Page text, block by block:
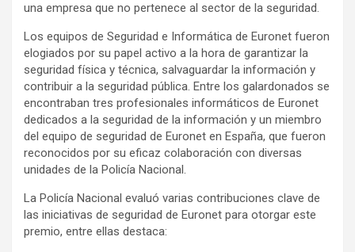
una empresa que no pertenece al sector de la seguridad.
Los equipos de Seguridad e Informática de Euronet fueron
elogiados por su papel activo a la hora de garantizar la
seguridad física y técnica, salvaguardar la información y
contribuir a la seguridad pública. Entre los galardonados se
encontraban tres profesionales informáticos de Euronet
dedicados a la seguridad de la información y un miembro
del equipo de seguridad de Euronet en España, que fueron
reconocidos por su eficaz colaboración con diversas
unidades de la Policía Nacional.
La Policía Nacional evaluó varias contribuciones clave de
las iniciativas de seguridad de Euronet para otorgar este
premio, entre ellas destaca: